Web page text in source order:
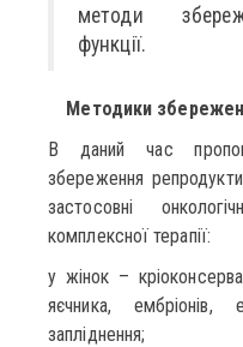
методи
функції.
Методики
В даний час
збереження
застосовні
комплексної терапії:
у жінок –
яєчника, ембріонів,
запліднення;